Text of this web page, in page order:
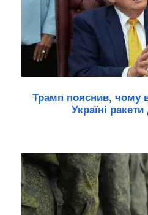
Трамп пояснив, чому
Україні